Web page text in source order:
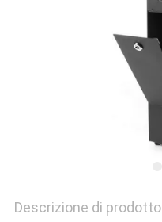
Descrizione di prodotto